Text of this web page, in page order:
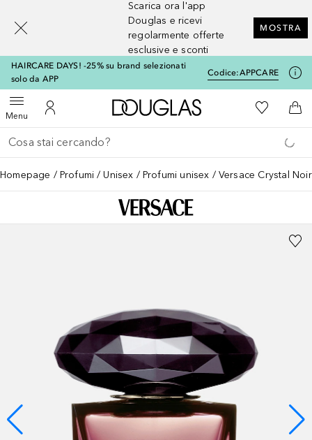
Scarica ora l'app
Douglas e ricevi
regolarmente offerte
esclusive e sconti
MOSTRA
HAIRCARE DAYS! -25% su brand selezionati
solo da APP
Codice:APPCARE
MenuApri menuAl Mio Account
A Douglas HomeAlla Mia
Al
Torna indietro
Esegui ricerca
Homepage Profumi Unisex Profumi unisex Versace Crystal Noir
[navigation.slideout.screenreader]